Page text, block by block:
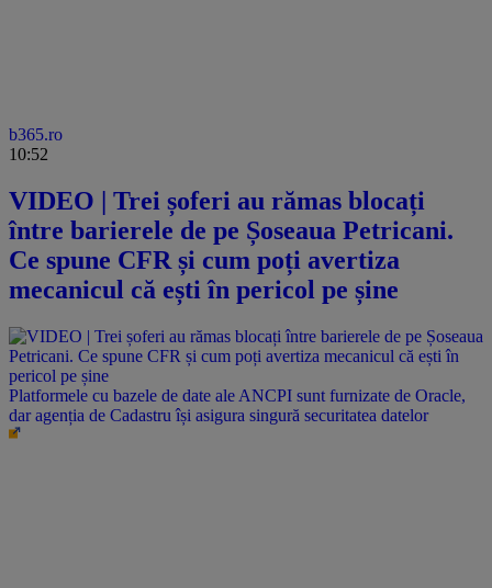
b365.ro
10:52
VIDEO | Trei șoferi au rămas blocați
între barierele de pe Șoseaua Petricani.
Ce spune CFR și cum poți avertiza
mecanicul că ești în pericol pe șine
Platformele cu bazele de date ale ANCPI sunt furnizate de Oracle,
dar agenția de Cadastru își asigura singură securitatea datelor